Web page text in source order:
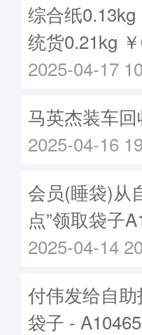
综合纸0.13kg
统货0.21kg
2025-04-17
马英杰装车
2025-04-16
会员(睡袋)从
点”领取袋子
2025-04-14
付伟发给自
袋子 -